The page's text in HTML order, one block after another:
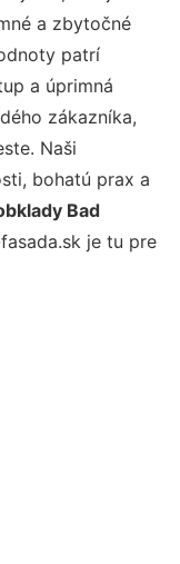
a zbytočné
patrí
a úprimná
zákazníka,
Naši
bohatú prax a
Bad
je tu pre